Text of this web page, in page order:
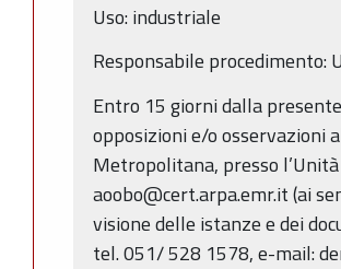
Uso: industriale
Responsabile procedimento:
Entro 15 giorni dalla
opposizioni e/o osservazioni
Metropolitana, presso l’Unità
aoobo@cert.arpa.emr.it (ai
visione delle istanze e dei
tel. 051/ 528 1578, e-mail: